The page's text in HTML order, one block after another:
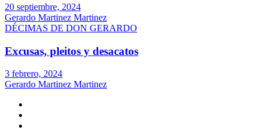
20 septiembre, 2024
Gerardo Martinez Martinez
DÉCIMAS DE DON GERARDO
Excusas, pleitos y desacatos
3 febrero, 2024
Gerardo Martinez Martinez